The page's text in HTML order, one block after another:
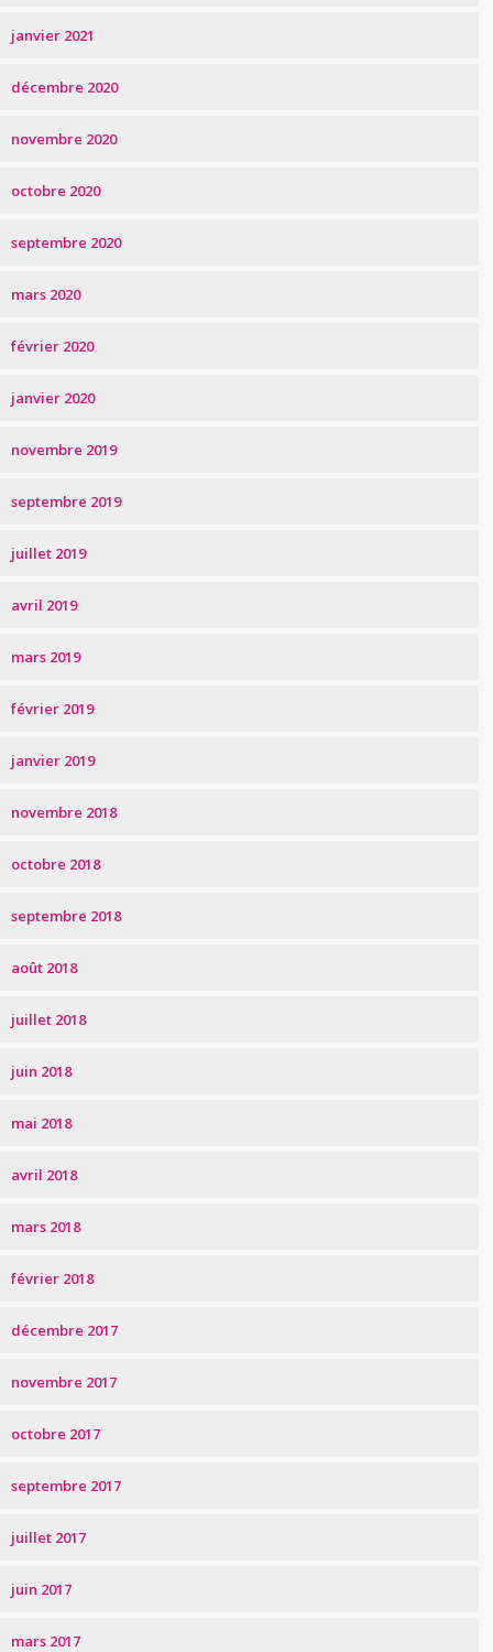
janvier 2021
décembre 2020
novembre 2020
octobre 2020
septembre 2020
mars 2020
février 2020
janvier 2020
novembre 2019
septembre 2019
juillet 2019
avril 2019
mars 2019
février 2019
janvier 2019
novembre 2018
octobre 2018
septembre 2018
août 2018
juillet 2018
juin 2018
mai 2018
avril 2018
mars 2018
février 2018
décembre 2017
novembre 2017
octobre 2017
septembre 2017
juillet 2017
juin 2017
mars 2017